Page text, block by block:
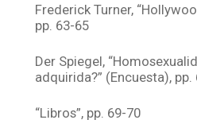
Frederick Turner,
pp. 63-65
Der Spiegel,
adquirida?” (Encuesta), pp.
“Libros”, pp. 69-70